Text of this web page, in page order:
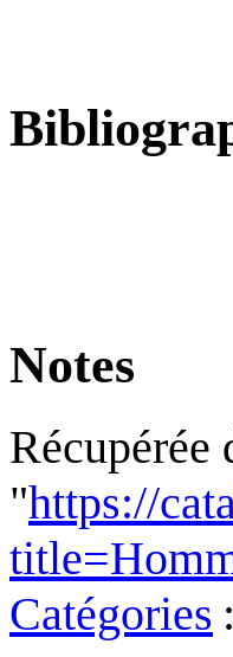
Notes
Récupérée
"https://
Catégories :